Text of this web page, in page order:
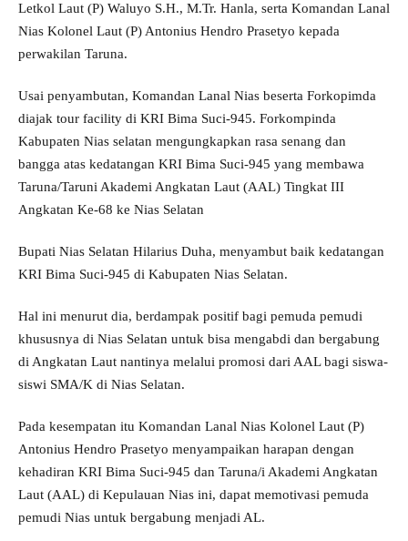
Letkol Laut (P) Waluyo S.H., M.Tr. Hanla, serta Komandan Lanal
Nias Kolonel Laut (P) Antonius Hendro Prasetyo kepada
perwakilan Taruna.
Usai penyambutan, Komandan Lanal Nias beserta Forkopimda
diajak tour facility di KRI Bima Suci-945. Forkompinda
Kabupaten Nias selatan mengungkapkan rasa senang dan
bangga atas kedatangan KRI Bima Suci-945 yang membawa
Taruna/Taruni Akademi Angkatan Laut (AAL) Tingkat III
Angkatan Ke-68 ke Nias Selatan
Bupati Nias Selatan Hilarius Duha, menyambut baik kedatangan
KRI Bima Suci-945 di Kabupaten Nias Selatan.
Hal ini menurut dia, berdampak positif bagi pemuda pemudi
khususnya di Nias Selatan untuk bisa mengabdi dan bergabung
di Angkatan Laut nantinya melalui promosi dari AAL bagi siswa-
siswi SMA/K di Nias Selatan.
Pada kesempatan itu Komandan Lanal Nias Kolonel Laut (P)
Antonius Hendro Prasetyo menyampaikan harapan dengan
kehadiran KRI Bima Suci-945 dan Taruna/i Akademi Angkatan
Laut (AAL) di Kepulauan Nias ini, dapat memotivasi pemuda
pemudi Nias untuk bergabung menjadi AL.